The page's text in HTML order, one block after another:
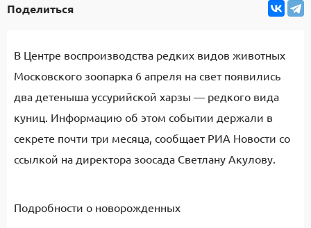
Поделиться
В Центре воспроизводства редких видов животных
Московского зоопарка 6 апреля на свет появились
два детеныша уссурийской харзы — редкого вида
куниц. Информацию об этом событии держали в
секрете почти три месяца, сообщает РИА Новости со
ссылкой на директора зоосада Светлану Акулову.
Подробности о новорожденных